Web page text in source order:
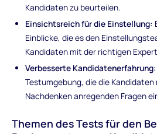
Kandidaten zu beurteilen.
Einsichtsreich für die Einstellung:
Einblicke, die es den
Kandidaten mit der richtigen
Verbesserte Kandidatenerfahrung:
Testumgebung, die die
Nachdenken anregenden Fragen
Themen des Tests für den